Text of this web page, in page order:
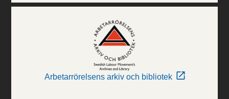
Arbetarrörelsens arkiv och bibliotek